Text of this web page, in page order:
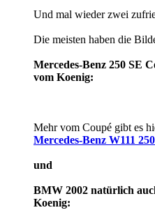
Und mal wieder zwei
Die meisten haben die
Mercedes-Benz 250 SE
vom Koenig:
Mehr vom Coupé gibt es
Mercedes-Benz W111
und
BMW 2002 natürlich
Koenig: